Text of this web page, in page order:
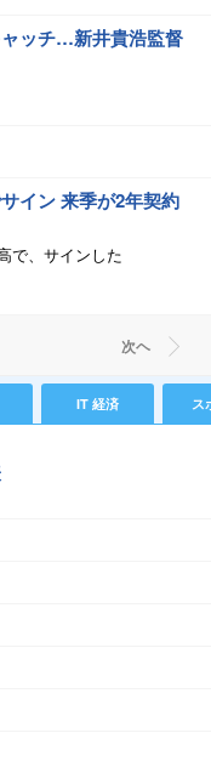
ッチ…新井貴浩監督
イン 来季が2年契約
で、サインした
次ヘ
IT 経済 ス